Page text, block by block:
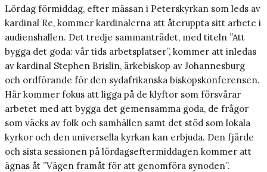
Lördag förmiddag, efter mässan i Peterskyrkan som leds av
kardinal Re, kommer kardinalerna att återuppta sitt arbete i
audienshallen. Det tredje sammanträdet, med titeln ”Att
bygga det goda: vår tids arbetsplatser”, kommer att inledas
av kardinal Stephen Brislin, ärkebiskop av Johannesburg
och ordförande för den sydafrikanska biskopskonferensen.
Här kommer fokus att ligga på de klyftor som försvårar
arbetet med att bygga det gemensamma goda, de frågor
som väcks av folk och samhällen samt det stöd som lokala
kyrkor och den universella kyrkan kan erbjuda. Den fjärde
och sista sessionen på lördagseftermiddagen kommer att
ägnas åt ”Vägen framåt för att genomföra synoden”.